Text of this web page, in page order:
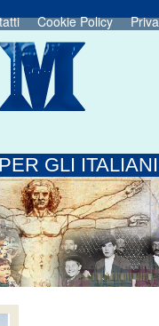
Cookie Policy
GLI